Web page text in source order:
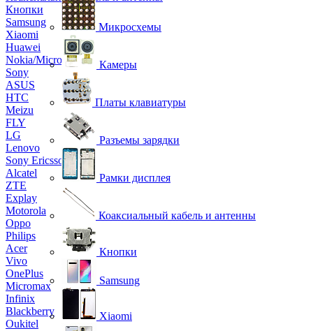
Кнопки
Samsung
Xiaomi
Huawei
Nokia/Microsoft
Sony
ASUS
HTC
Meizu
FLY
LG
Lenovo
Sony Ericsson
Alcatel
ZTE
Explay
Motorola
Oppo
Philips
Acer
Vivo
OnePlus
Micromax
Infinix
Blackberry
Oukitel
Микросхемы
Камеры
Платы клавиатуры
Разъемы зарядки
Рамки дисплея
Коаксиальный кабель и антенны
Кнопки
Samsung
Xiaomi